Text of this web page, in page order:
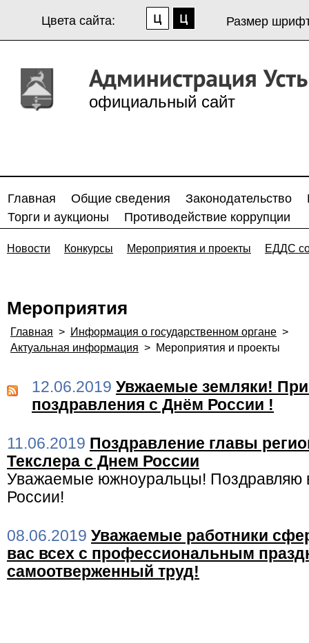
Цвета сайта: Размер
официальный сайт
Главная Общие сведения Законодательство
Торги и аукционы
Противодействие коррупции
Новости Конкурсы Мероприятия и проекты ЕДДС
Мероприятия
Главная > Информация о государственном органе >
Актуальная информация > Мероприятия и проекты
12.06.2019 Увжаемые земляки!
поздравления с Днём России !
11.06.2019 Поздравление главы
Текслера с Днем России
Уважаемые южноуральцы! Поздравляю
России!
08.06.2019 Уважаемые работники
вас всех с профессиональным
самоотверженный труд!